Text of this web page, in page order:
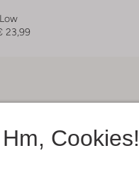
Hm, Cookies!
23,99